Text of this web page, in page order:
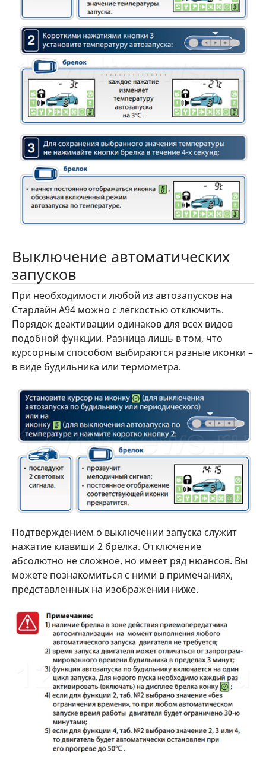
Выключение автоматических
запусков
При необходимости любой из автозапусков на
Старлайн А94 можно с легкостью отключить.
Порядок деактивации одинаков для всех видов
подобной функции. Разница лишь в том, что
курсорным способом выбираются разные иконки –
в виде будильника или термометра.
Подтверждением о выключении запуска служит
нажатие клавиши 2 брелка. Отключение
абсолютно не сложное, но имеет ряд нюансов. Вы
можете познакомиться с ними в примечаниях,
представленных на изображении ниже.